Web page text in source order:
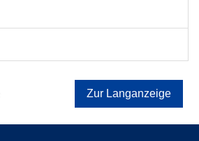
Zur Langanzeige